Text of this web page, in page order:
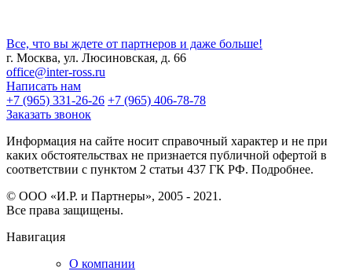
Все, что вы ждете от партнеров и даже больше!
г. Москва, ул. Люсиновская, д. 66
office@inter-ross.ru
Написать нам
+7 (965) 331-26-26 +7 (965) 406-78-78
Заказать звонок
Информация на сайте носит справочный характер и не при
каких обстоятельствах не признается публичной офертой в
соответствии с пунктом 2 статьи 437 ГК РФ. Подробнее.
© ООО «И.Р. и Партнеры», 2005 - 2021.
Все права защищены.
Навигация
О компании